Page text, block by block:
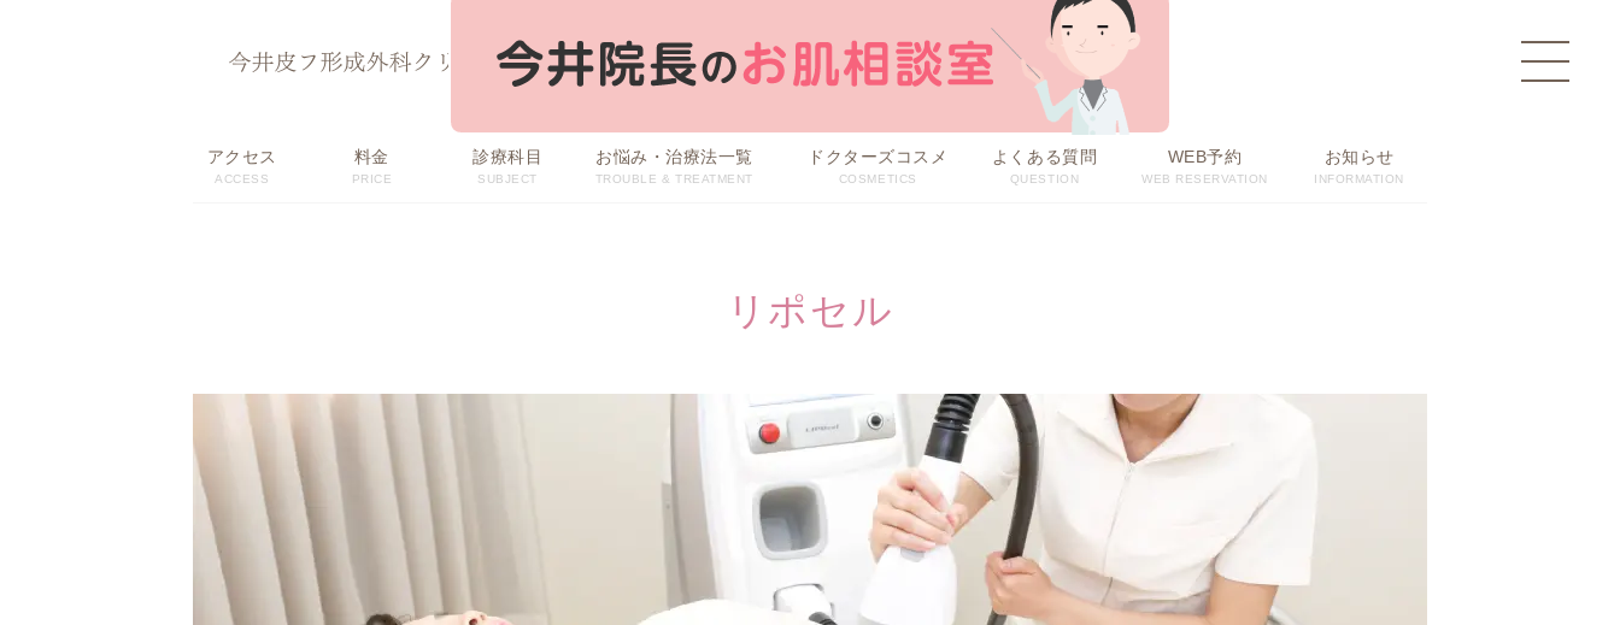
アクセス
ACCESS
料金
PRICE
診療科目
SUBJECT
お悩み・治療法一覧
TROUBLE & TREATMENT
ドクターズコスメ
COSMETICS
よくある質問
QUESTION
WEB予約
WEB RESERVATION
お知らせ
INFORMATION
toggle
リポセル